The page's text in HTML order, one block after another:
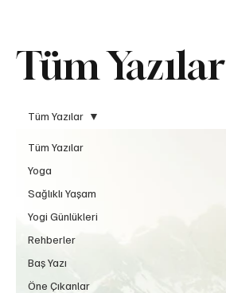
Tüm Yazılar
Tüm Yazılar
Yoga
Sağlıklı Yaşam
Yogi Günlükleri
Rehberler
Baş Yazı
Öne Çıkanlar
Tüm Yazılar